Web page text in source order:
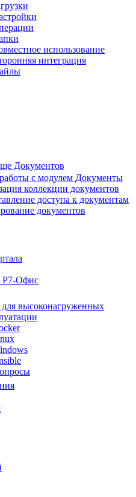
использование
интеграция
Документов
с модулем Документы
коллекции документов
доступа к документам
документов
Р7-Офис
высоконагруженных